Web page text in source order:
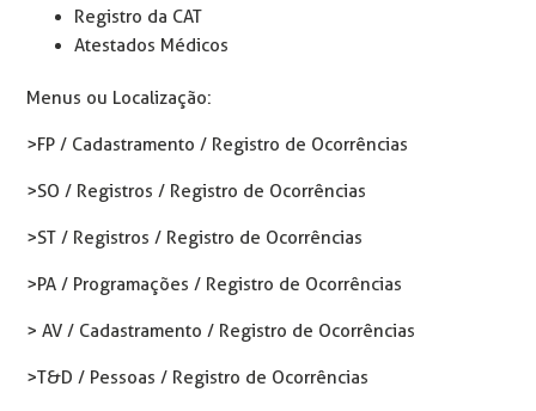
Registro da CAT
Atestados Médicos
Menus ou Localização:
> FP / Cadastramento / Registro de Ocorrências
> SO / Registros / Registro de Ocorrências
> ST / Registros / Registro de Ocorrências
> PA / Programações / Registro de Ocorrências
> AV / Cadastramento / Registro de Ocorrências
> T&D / Pessoas / Registro de Ocorrências